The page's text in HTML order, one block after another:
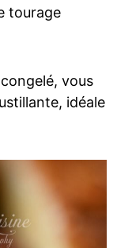
tourage
vous
idéale